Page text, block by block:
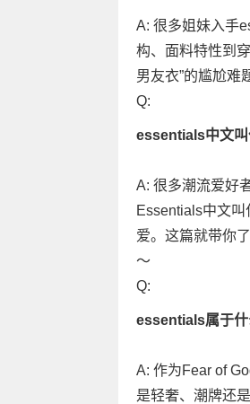
A: 很多姐妹入手
构、面料特性到
男友衣”的尴尬难
Q:
essentials中文
A: 很多潮流爱好
Essentials中文叫
爱。这篇就带你
～
Q:
essentials属于
A: 作为Fear of
是轻奢、潮牌还